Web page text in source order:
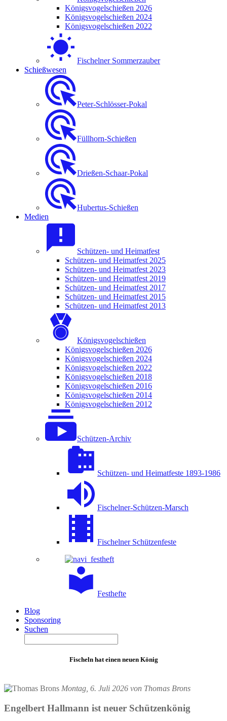
Königsvogelschießen 2026
Königsvogelschießen 2024
Königsvogelschießen 2022
Fischelner Sommerzauber
Schießwesen
Peter-Schlösser-Pokal
Füllhorn-Schießen
Drießen-Schaar-Pokal
Hubertus-Schießen
Medien
Schützen- und Heimatfest
Schützen- und Heimatfest 2025
Schützen- und Heimatfest 2023
Schützen- und Heimatfest 2019
Schützen- und Heimatfest 2017
Schützen- und Heimatfest 2015
Schützen- und Heimatfest 2013
Königsvogelschießen
Königsvogelschießen 2026
Königsvogelschießen 2024
Königsvogelschießen 2022
Königsvogelschießen 2018
Königsvogelschießen 2016
Königsvogelschießen 2014
Königsvogelschießen 2012
Schützen-Archiv
Schützen- und Heimatfeste 1893-1986
Fischelner-Schützen-Marsch
Fischelner Schützenfeste
Festhefte
Blog
Sponsoring
Suchen
Fischeln hat einen neuen König
Montag, 6. Juli 2026 von Thomas Brons
Engelbert Hallmann ist neuer Schützenkönig